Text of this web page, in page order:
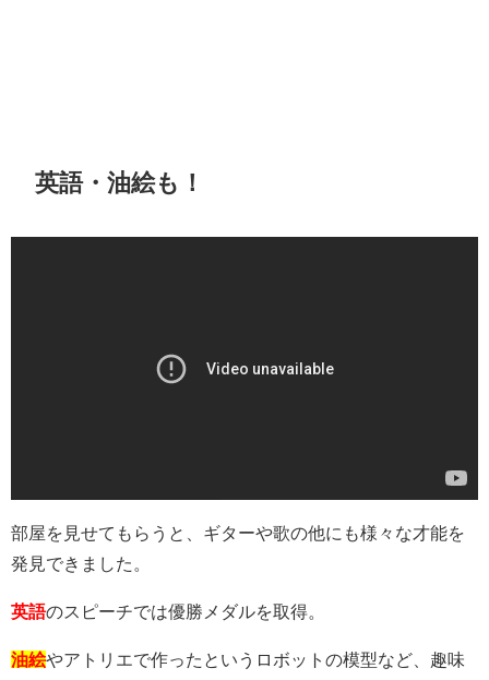
英語・油絵も！
部屋を見せてもらうと、ギターや歌の他にも様々な才能を
発見できました。
英語のスピーチでは優勝メダルを取得。
油絵やアトリエで作ったというロボットの模型など、趣味